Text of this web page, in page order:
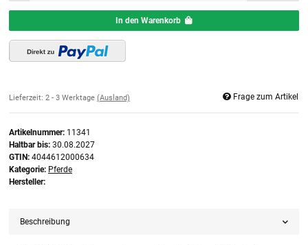
In den Warenkorb
Lieferzeit: 2 - 3 Werktage (Ausland) Frage zum Artikel
Artikelnummer: 11341
Haltbar bis: 30.08.2027
GTIN: 4044612000634
Kategorie: Pferde
Hersteller:
Beschreibung